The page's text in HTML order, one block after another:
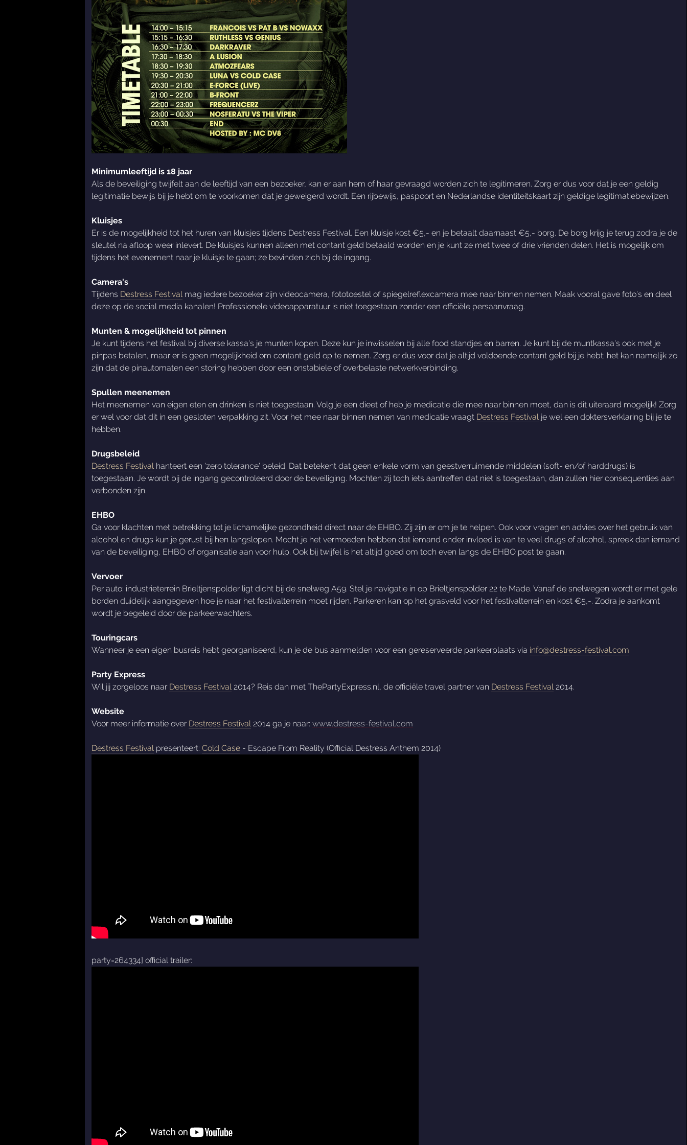
Minimumleeftijd is 18 jaar
Als de beveiliging twijfelt aan de leeftijd van een bezoeker, kan er aan hem of haar gevraagd worden zich te legitimeren. Zorg er dus voor dat je een geldig
legitimatie bewijs bij je hebt om te voorkomen dat je geweigerd wordt. Een rijbewijs, paspoort en Nederlandse identiteitskaart zijn geldige legitimatiebewijzen.
Kluisjes
Er is de mogelijkheid tot het huren van kluisjes tijdens Destress Festival. Een kluisje kost €5,- en je betaalt daarnaast €5,- borg. De borg krijg je terug zodra je de
sleutel na afloop weer inlevert. De kluisjes kunnen alleen met contant geld betaald worden en je kunt ze met twee of drie vrienden delen. Het is mogelijk om
tijdens het evenement naar je kluisje te gaan; ze bevinden zich bij de ingang.
Camera's
Tijdens Destress Festival mag iedere bezoeker zijn videocamera, fototoestel of spiegelreflexcamera mee naar binnen nemen. Maak vooral gave foto's en deel
deze op de social media kanalen! Professionele videoapparatuur is niet toegestaan zonder een officiële persaanvraag.
Munten & mogelijkheid tot pinnen
Je kunt tijdens het festival bij diverse kassa's je munten kopen. Deze kun je inwisselen bij alle food standjes en barren. Je kunt bij de muntkassa's ook met je
pinpas betalen, maar er is geen mogelijkheid om contant geld op te nemen. Zorg er dus voor dat je altijd voldoende contant geld bij je hebt; het kan namelijk zo
zijn dat de pinautomaten een storing hebben door een onstabiele of overbelaste netwerkverbinding.
Spullen meenemen
Het meenemen van eigen eten en drinken is niet toegestaan. Volg je een dieet of heb je medicatie die mee naar binnen moet, dan is dit uiteraard mogelijk! Zorg
er wel voor dat dit in een gesloten verpakking zit. Voor het mee naar binnen nemen van medicatie vraagt Destress Festival je wel een doktersverklaring bij je te
hebben.
Drugsbeleid
Destress Festival hanteert een 'zero tolerance' beleid. Dat betekent dat geen enkele vorm van geestverruimende middelen (soft- en/of harddrugs) is
toegestaan. Je wordt bij de ingang gecontroleerd door de beveiliging. Mochten zij toch iets aantreffen dat niet is toegestaan, dan zullen hier consequenties aan
verbonden zijn.
EHBO
Ga voor klachten met betrekking tot je lichamelijke gezondheid direct naar de EHBO. Zij zijn er om je te helpen. Ook voor vragen en advies over het gebruik van
alcohol en drugs kun je gerust bij hen langslopen. Mocht je het vermoeden hebben dat iemand onder invloed is van te veel drugs of alcohol, spreek dan iemand
van de beveiliging, EHBO of organisatie aan voor hulp. Ook bij twijfel is het altijd goed om toch even langs de EHBO post te gaan.
Vervoer
Per auto: industrieterrein Brieltjenspolder ligt dicht bij de snelweg A59. Stel je navigatie in op Brieltjenspolder 22 te Made. Vanaf de snelwegen wordt er met gele
borden duidelijk aangegeven hoe je naar het festivalterrein moet rijden. Parkeren kan op het grasveld voor het festivalterrein en kost €5,-. Zodra je aankomt
wordt je begeleid door de parkeerwachters.
Touringcars
Wanneer je een eigen busreis hebt georganiseerd, kun je de bus aanmelden voor een gereserveerde parkeerplaats via info@destress-festival.com
Party Express
Wil jij zorgeloos naar Destress Festival 2014? Reis dan met ThePartyExpress.nl, de officiële travel partner van Destress Festival 2014.
Website
Voor meer informatie over Destress Festival 2014 ga je naar: www.destress-festival.com
Destress Festival presenteert: Cold Case- Escape From Reality (Official Destress Anthem 2014)
party=264334] official trailer: